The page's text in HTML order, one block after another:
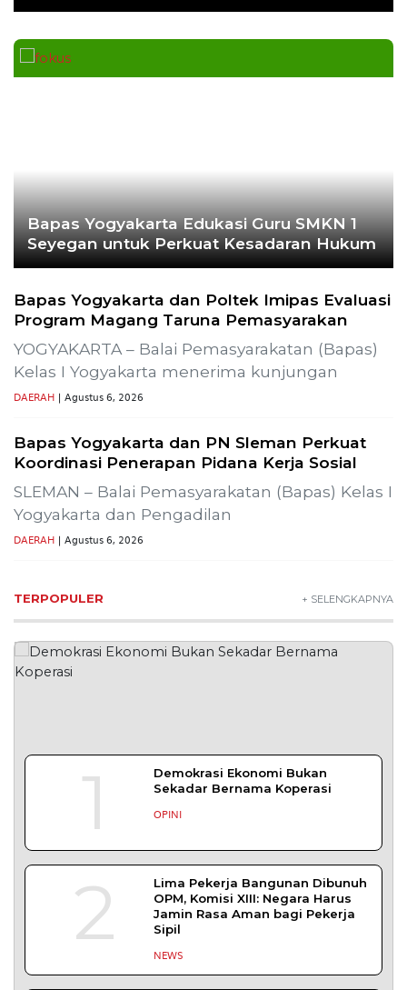
Bapas Yogyakarta Edukasi Guru SMKN 1
Seyegan untuk Perkuat Kesadaran Hukum
Bapas Yogyakarta dan Poltek Imipas Evaluasi
Program Magang Taruna Pemasyarakan
YOGYAKARTA – Balai Pemasyarakatan (Bapas)
Kelas I Yogyakarta menerima kunjungan
DAERAH | Agustus 6, 2026
Bapas Yogyakarta dan PN Sleman Perkuat
Koordinasi Penerapan Pidana Kerja Sosial
SLEMAN – Balai Pemasyarakatan (Bapas) Kelas I
Yogyakarta dan Pengadilan
DAERAH | Agustus 6, 2026
TERPOPULER + SELENGKAPNYA
1
Demokrasi Ekonomi Bukan
Sekadar Bernama Koperasi
OPINI
2
Lima Pekerja Bangunan Dibunuh
OPM, Komisi XIII: Negara Harus
Jamin Rasa Aman bagi Pekerja
Sipil
NEWS